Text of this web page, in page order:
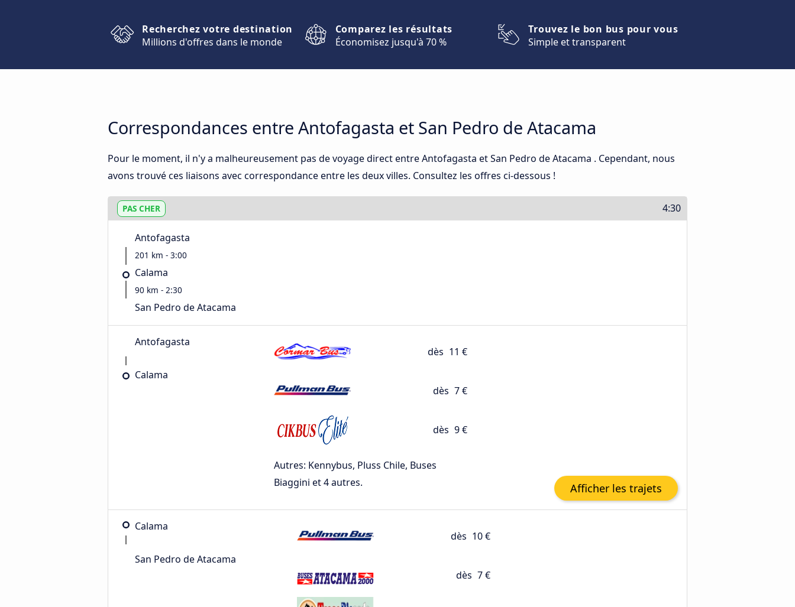
Recherchez votre destination
Millions d'offres dans le monde
Comparez les résultats
Économisez jusqu'à 70 %
Trouvez le bon bus pour vous
Simple et transparent
Correspondances entre Antofagasta et San Pedro de Atacama
Pour le moment, il n'y a malheureusement pas de voyage direct entre Antofagasta et San Pedro de Atacama . Cependant, nous
avons trouvé ces liaisons avec correspondance entre les deux villes. Consultez les offres ci-dessous !
PAS CHER 4:30
Antofagasta
201 km - 3:00
Calama
90 km - 2:30
San Pedro de Atacama
Antofagasta
Calama
dès 11 €
dès 7 €
dès 9 €
Autres: Kennybus, Pluss Chile, Buses
Biaggini et 4 autres.
Afficher les trajets
Calama
San Pedro de Atacama
dès 10 €
dès 7 €